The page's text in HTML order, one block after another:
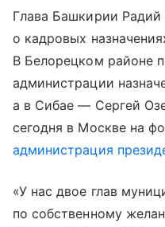
Глава Башкирии Радий
о кадровых
В Белорецком районе
администрации
а в Сибае — Сергей
сегодня в Москве на
администрация
«У нас двое глав
по собственному